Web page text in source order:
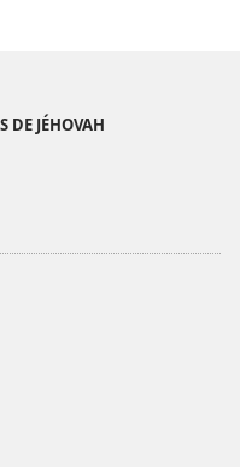
DE JÉHOVAH